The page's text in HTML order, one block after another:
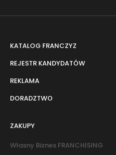
KATALOG FRANCZYZ
REJESTR KANDYDATÓW
REKLAMA
DORADZTWO
ZAKUPY
Własny Biznes FRANCHISING